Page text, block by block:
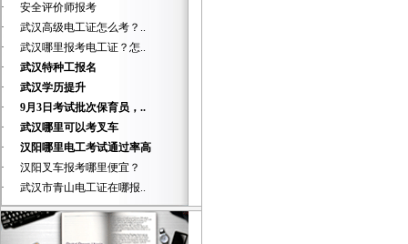
·
安全评价师报考
·
武汉高级电工证怎么考？..
·
武汉哪里报考电工证？怎..
·
武汉特种工报名
·
武汉学历提升
·
9月3日考试批次保育员，..
·
武汉哪里可以考叉车
·
汉阳哪里电工考试通过率高
·
汉阳叉车报考哪里便宜？
·
武汉市青山电工证在哪报..